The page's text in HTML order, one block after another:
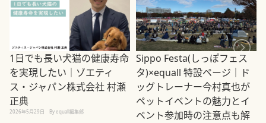
1日でも長い犬猫の健康寿命
を実現したい｜ゾエティ
ス・ジャパン株式会社 村瀬
正典
2026年5月29日 By equall編集部
Sippo Festa(しっぽフェス
タ)×equall 特設ページ｜ド
ッグトレーナー今村真也が
ペットイベントの魅力とイ
ベント参加時の注意点も解